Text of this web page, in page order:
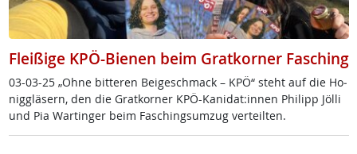
Fleißige KPÖ-Bienen beim Gratkorner Fasching
03-03-25 „Oh­ne bit­te­ren Bei­ge­sch­mack – KPÖ“ steht auf die Ho­
nig­glä­s­ern, den die Grat­kor­ner KPÖ-Kani­dat:in­nen Phi­l­ipp Jöl­li
und Pia War­tin­ger beim Fa­sching­s­um­zug ver­teil­ten.